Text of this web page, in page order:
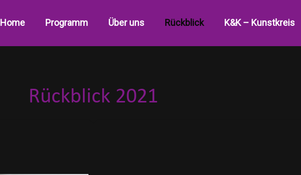
Home Programm Über uns Rückblick K&K – Kunstkreis
Rückblick 2021